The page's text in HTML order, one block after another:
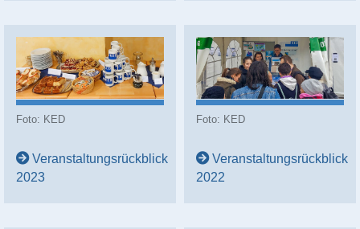
Foto: KED
Veranstaltungsrückblick
2023
Foto: KED
Veranstaltungsrückblick
2022